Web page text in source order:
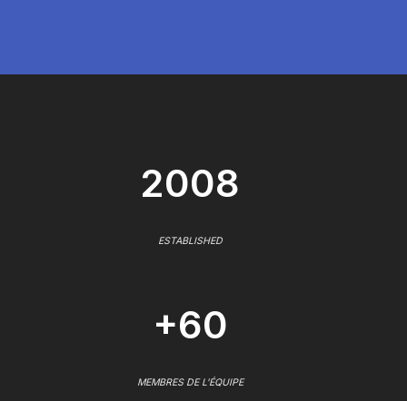
2008
ESTABLISHED
+60
MEMBRES DE L'ÉQUIPE